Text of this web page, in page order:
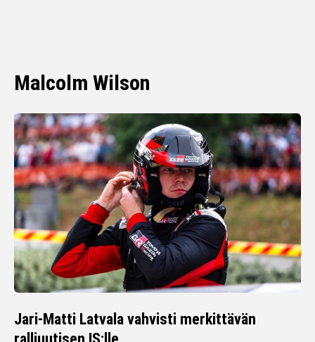
Malcolm Wilson
Jari-Matti Latvala vahvisti merkittävän